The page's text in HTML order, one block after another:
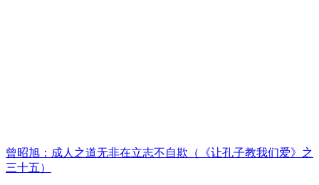
曾昭旭：成人之道无非在立志不自欺（《让孔子教我们爱》之
三十五）